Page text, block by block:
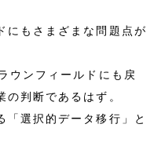
にもさまざまな問題点が
ウンフィールドにも戻
判断であるはず。
「選択的データ移行」と